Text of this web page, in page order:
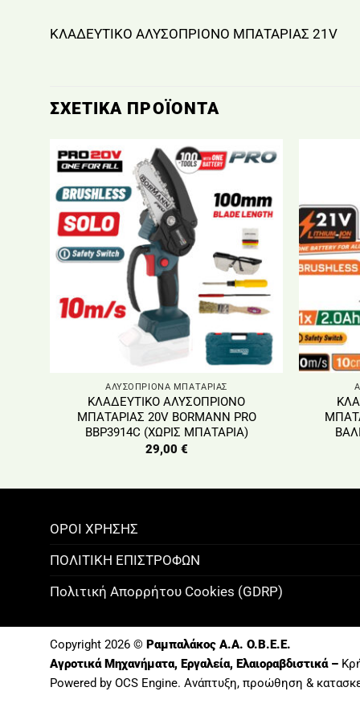
ΚΛΑΔΕΥΤΙΚΟ ΑΛΥΣΟΠΡΙΟΝΟ ΜΠΑΤΑΡΙΑΣ 21V
ΣΧΕΤΙΚΆ ΠΡΟΪΌΝΤΑ
ΑΛΥΣΟΠΡΙΟΝΑ ΜΠΑΤΑΡΙΑΣ
ΚΛΑΔΕΥΤΙΚΟ ΑΛΥΣΟΠΡΙΟΝΟ
ΜΠΑΤΑΡΙΑΣ 20V BORMANN PRO
BBP3914C (ΧΩΡΙΣ ΜΠΑΤΑΡΙΑ)
29,00 €
ΟΡΟΙ ΧΡΗΣΗΣ
ΠΟΛΙΤΙΚΗ ΕΠΙΣΤΡΟΦΩΝ
Πολιτική Απορρήτου Cookies (GDRP)
Copyright 2026 © Ραμπαλάκος A.A. O.B.E.E.
Αγροτικά Μηχανήματα, Εργαλεία, Ελαιοραβδιστικά –
Powered by OCS Engine. Ανάπτυξη, προώθηση &